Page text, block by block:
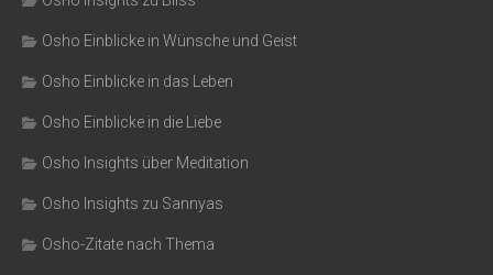
Osho Einblicke in Wünsche und Geist
Osho Einblicke in das Leben
Osho Einblicke in die Liebe
Osho Insights über Meditation
Osho Insights zu Sannyas
Osho-Zitate nach Thema